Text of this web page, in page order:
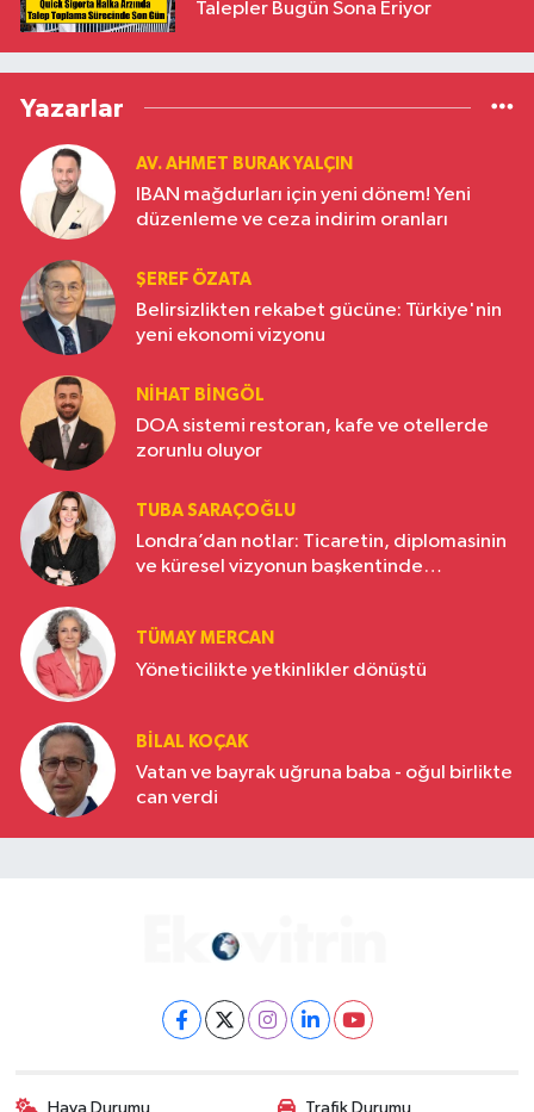
Talepler Bugün Sona Eriyor
Yazarlar
AV. AHMET BURAK YALÇIN
IBAN mağdurları için yeni dönem! Yeni
düzenleme ve ceza indirim oranları
ŞEREF ÖZATA
Belirsizlikten rekabet gücüne: Türkiye'nin
yeni ekonomi vizyonu
NIHAT BINGÖL
DOA sistemi restoran, kafe ve otellerde
zorunlu oluyor
TUBA SARAÇOĞLU
Londra’dan notlar: Ticaretin, diplomasinin
ve küresel vizyonun başkentinde
TÜMAY MERCAN
Yöneticilikte yetkinlikler dönüştü
BILAL KOÇAK
Vatan ve bayrak uğruna baba - oğul birlikte
can verdi
Hava Durumu Trafik Durumu